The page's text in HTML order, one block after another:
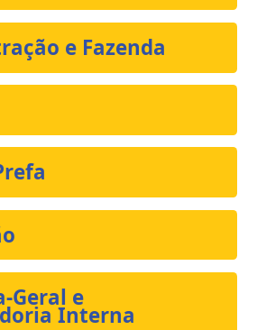
e Fazenda
Geral e
Interna